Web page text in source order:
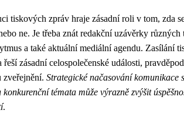
tiskových zpráv hraje zásadní roli v tom, zda
ne. Je třeba znát redakční uzávěrky
a také aktuální mediální agendu. Zasílání
zásadní celospolečenské události,
zveřejnění. Strategické načasování komunikace
témata může výrazně zvýšit
.